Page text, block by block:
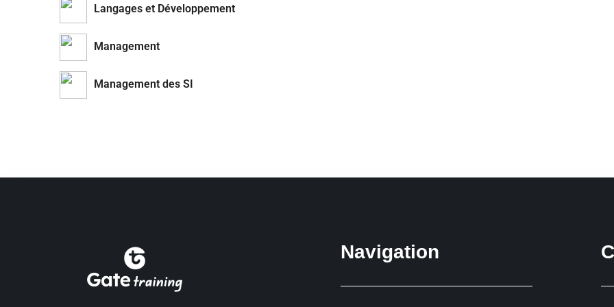
Langages et Développement
Management
Management des SI
Navigation